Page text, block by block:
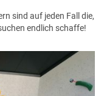
sind auf jeden Fall die,
endlich schaffe!